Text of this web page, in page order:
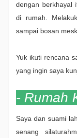
dengan berkhayal
di rumah.
sampai bosan
Yuk ikuti rencana
yang ingin saya
- Rumah
Saya dan suami
senang